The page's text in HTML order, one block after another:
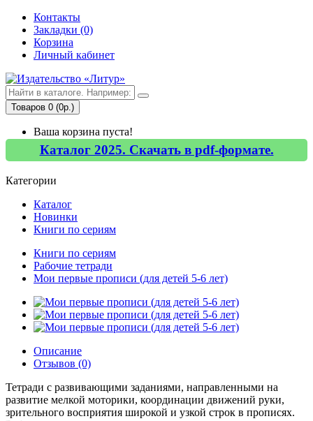
Контакты
Закладки (0)
Корзина
Личный кабинет
Товаров 0 (0р.)
Ваша корзина пуста!
Каталог 2025. Скачать в pdf-формате.
Категории
Каталог
Новинки
Книги по сериям
Книги по сериям
Рабочие тетради
Мои первые прописи (для детей 5-6 лет)
Описание
Отзывов (0)
Тетради с развивающими заданиями, направленными на
развитие мелкой моторики, координации движений руки,
зрительного восприятия широкой и узкой строк в прописях.